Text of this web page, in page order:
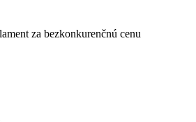
za bezkonkurenčnú cenu